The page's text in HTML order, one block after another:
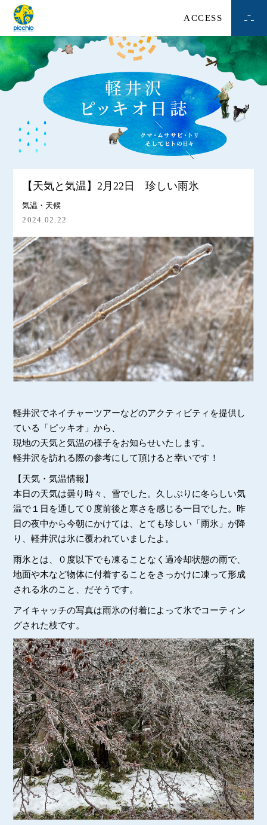
ACCESS
【天気と気温】2月22日 珍しい雨氷
気温・天候
2024.02.22
軽井沢でネイチャーツアーなどのアクティビティを提供し
ている「ピッキオ」から、
現地の天気と気温の様子をお知らせいたします。
軽井沢を訪れる際の参考にして頂けると幸いです！
【天気・気温情報】
本日の天気は曇り時々、雪でした。久しぶりに冬らしい気
温で１日を通して０度前後と寒さを感じる一日でした。昨
日の夜中から今朝にかけては、とても珍しい「雨氷」が降
り、軽井沢は氷に覆われていましたよ。
雨氷とは、０度以下でも凍ることなく過冷却状態の雨で、
地面や木など物体に付着することをきっかけに凍って形成
される氷のこと、だそうです。
アイキャッチの写真は雨氷の付着によって氷でコーティン
グされた枝です。